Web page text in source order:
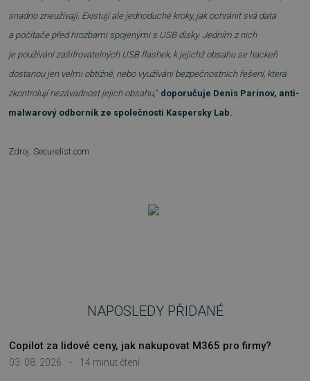
snadno zneužívají. Existují ale jednoduché kroky, jak ochránit svá data
a počítače před hrozbami spojenými s USB disky. Jedním z nich
je používání zašifrovatelných USB flashek, k jejichž obsahu se hackeři
dostanou jen velmi obtížně, nebo využívání bezpečnostních řešení, která
zkontrolují nezávadnost jejich obsahu,“ doporučuje Denis Parinov, anti-
malwarový odborník ze společnosti Kaspersky Lab.
Zdroj: Securelist.com
NAPOSLEDY PŘIDANÉ
03. 08. 2026 - 14 minut čtení
Copilot za lidové ceny, jak nakupovat M365 pro firmy?
VÝKONOVÉ SOUBORY
SOUBORY CÍLENÍ
FUNKČNÍ SOUBORY
Výkonové soubory
_GRECAPTCHA